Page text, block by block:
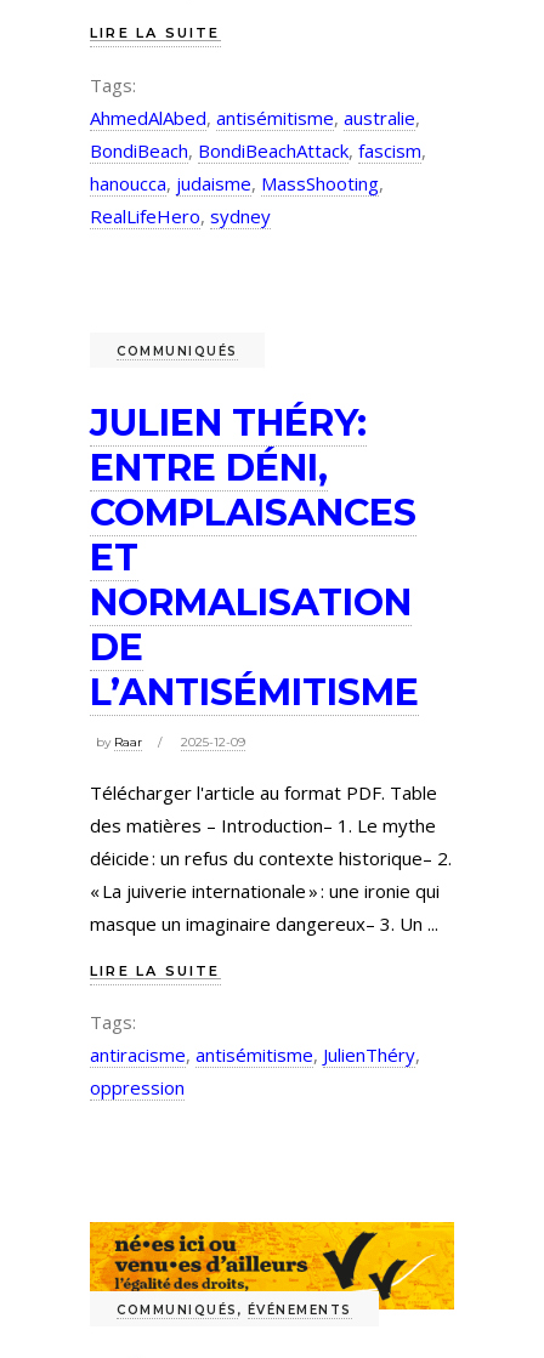
LIRE LA SUITE
Tags:
AhmedAlAbed, antisémitisme, australie,
BondiBeach, BondiBeachAttack, fascism,
hanoucca, judaisme, MassShooting,
RealLifeHero, sydney
COMMUNIQUÉS
JULIEN THÉRY:
ENTRE DÉNI,
COMPLAISANCES
ET
NORMALISATION
DE
L’ANTISÉMITISME
by Raar 2025-12-09
Télécharger l'article au format PDF. Table
des matières – Introduction– 1. Le mythe
déicide : un refus du contexte historique– 2.
« La juiverie internationale » : une ironie qui
masque un imaginaire dangereux– 3. Un
LIRE LA SUITE
Tags:
antiracisme, antisémitisme, JulienThéry,
oppression
COMMUNIQUÉS , ÉVÉNEMENTS